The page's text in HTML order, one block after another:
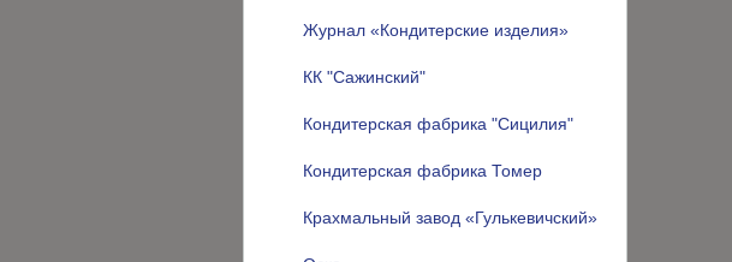
Журнал «Кондитерские изделия»
КК "Сажинский"
Кондитерская фабрика "Сицилия"
Кондитерская фабрика Томер
Крахмальный завод «Гулькевичский»